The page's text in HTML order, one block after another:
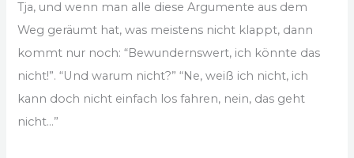
Tja, und wenn man alle diese Argumente aus dem
Weg geräumt hat, was meistens nicht klappt, dann
kommt nur noch: “Bewundernswert, ich könnte das
nicht!”. “Und warum nicht?” “Ne, weiß ich nicht, ich
kann doch nicht einfach los fahren, nein, das geht
nicht…”